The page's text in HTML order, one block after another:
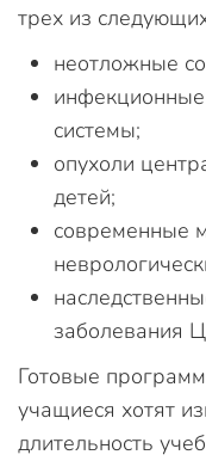
трех из
неотложные
системы;
опухоли
детей;
современные
заболевания
Готовые
учащиеся хотят
длительность